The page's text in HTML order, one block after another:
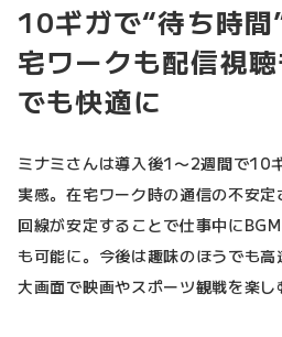
10ギガで“待ち時
宅ワークも配信視
でも快適に
ミナミさんは導入後1〜2週間で10
実感。在宅ワーク時の通信の不安定
回線が安定することで仕事中に
も可能に。今後は趣味のほうでも
大画面で映画やスポーツ観戦を楽し